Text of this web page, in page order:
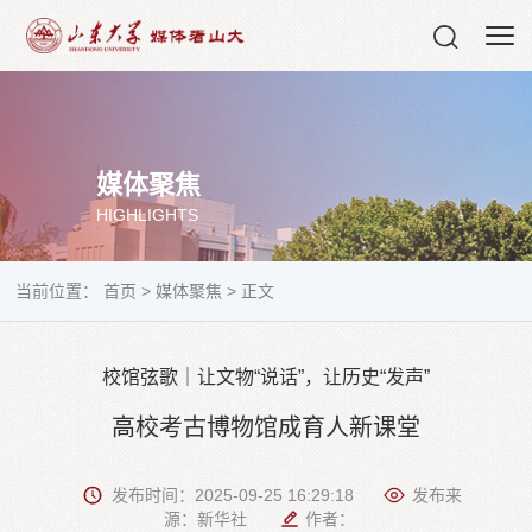
媒体聚焦
HIGHLIGHTS
当前位置：首页 > 媒体聚焦 > 正文
校馆弦歌｜让文物“说话”，让历史“发声”
高校考古博物馆成育人新课堂
发布时间：2025-09-25 16:29:18
发布来
源：新华社
作者：